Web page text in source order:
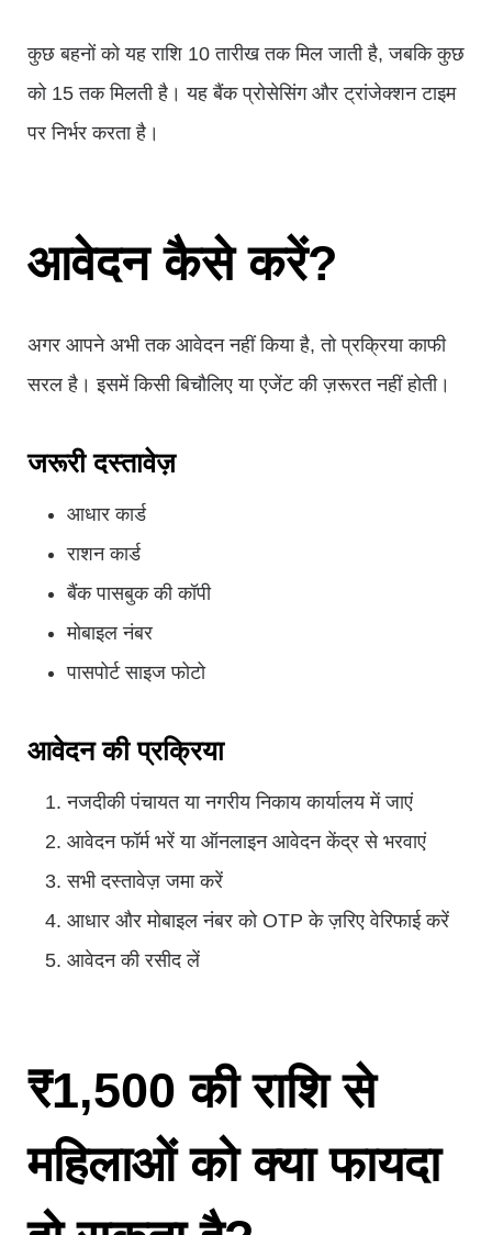
कुछ बहनों को यह राशि 10 तारीख तक मिल जाती है, जबकि कुछ
को 15 तक मिलती है। यह बैंक प्रोसेसिंग और ट्रांजेक्शन टाइम
पर निर्भर करता है।
आवेदन कैसे करें?
अगर आपने अभी तक आवेदन नहीं किया है, तो प्रक्रिया काफी
सरल है। इसमें किसी बिचौलिए या एजेंट की ज़रूरत नहीं होती।
जरूरी दस्तावेज़
आधार कार्ड
राशन कार्ड
बैंक पासबुक की कॉपी
मोबाइल नंबर
पासपोर्ट साइज फोटो
आवेदन की प्रक्रिया
नजदीकी पंचायत या नगरीय निकाय कार्यालय में जाएं
आवेदन फॉर्म भरें या ऑनलाइन आवेदन केंद्र से भरवाएं
सभी दस्तावेज़ जमा करें
आधार और मोबाइल नंबर को OTP के ज़रिए वेरिफाई करें
आवेदन की रसीद लें
₹1,500 की राशि से
महिलाओं को क्या फायदा